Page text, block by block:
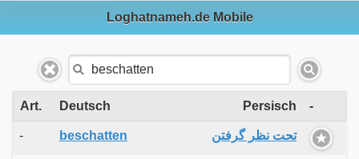
Loghatnameh.de Mobile
Art. Deutsch Persisch -
- beschatten تحت نظر گرفتن